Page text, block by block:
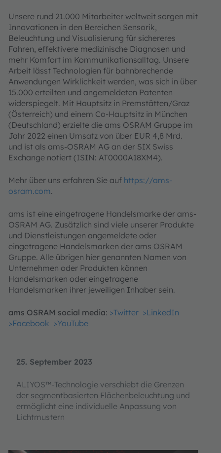
25. September 2023
ALIYOS™-Technologie verschiebt die Grenzen
der segmentbasierten Flächenbeleuchtung und
ermöglicht eine individuelle Anpassung von
Lichtmustern
Unsere rund 21.000 Mitarbeiter weltweit sorgen mit
Innovationen in den Bereichen Sensorik,
Beleuchtung und Visualisierung für sichereres
Fahren, effektivere medizinische Diagnosen und
mehr Komfort im Kommunikationsalltag. Unsere
Arbeit lässt Technologien für bahnbrechende
Anwendungen Wirklichkeit werden, was sich in über
15.000 erteilten und angemeldeten Patenten
widerspiegelt. Mit Hauptsitz in Premstätten/Graz
(Österreich) und einem Co-Hauptsitz in München
(Deutschland) erzielte die ams OSRAM Gruppe im
Jahr 2022 einen Umsatz von über EUR 4,8 Mrd.
und ist als ams-OSRAM AG an der SIX Swiss
Exchange notiert (ISIN: AT0000A18XM4).
Mehr über uns erfahren Sie auf https://ams-
osram.com.
ams ist eine eingetragene Handelsmarke der ams-
OSRAM AG. Zusätzlich sind viele unserer Produkte
und Dienstleistungen angemeldete oder
eingetragene Handelsmarken der ams OSRAM
Gruppe. Alle übrigen hier genannten Namen von
Unternehmen oder Produkten können
Handelsmarken oder eingetragene
Handelsmarken ihrer jeweiligen Inhaber sein.
ams OSRAM social media: >Twitter >LinkedIn
>Facebook >YouTube